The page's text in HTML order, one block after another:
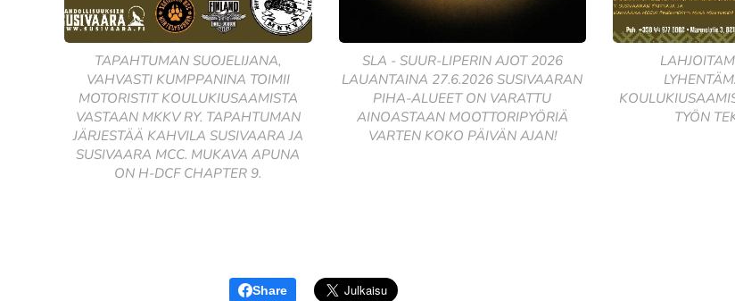
TAPAHTUMAN SUOJELIJANA,
VAHVASTI KUMPPANINA TOIMII
MOTORISTIT KOULUKIUSAAMISTA
VASTAAN MKKV RY. TAPAHTUMAN
JÄRJESTÄÄ KAHVILA SUSIVAARA JA
SUSIVAARA MCC. MUKAVA APUNA
ON H-DCF CHAPTER 9.
SLA - SUUR-LIPERIN AJOT 2026
LAUANTAINA 27.6.2026 SUSIVAARAN
PIHA-ALUEET ON VARATTU
AINOASTAAN MOOTTORIPYÖRIÄ
VARTEN KOKO PÄIVÄN AJAN!
TYÖN
Share